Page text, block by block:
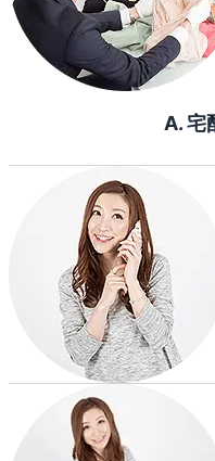
A. 宅